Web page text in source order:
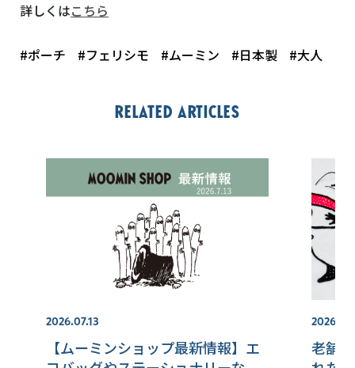
詳しくはこちら
#ポーチ #フェリシモ #ムーミン #日本製 #大人
Related articles
2026.07.13
【ムーミンショップ最新情報】エ
老舗